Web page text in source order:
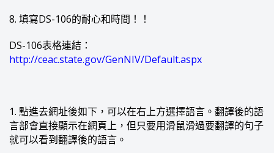
8. 填寫DS-106的耐心和時間！！
DS-106表格連結：
http://ceac.state.gov/GenNIV/Default.aspx
1. 點進去網址後如下，可以在右上方選擇語言。翻譯後的語
言部會直接顯示在網頁上，但只要用滑鼠滑過要翻譯的句子
就可以看到翻譯後的語言。